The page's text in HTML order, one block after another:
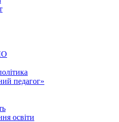
педагог»
освіти